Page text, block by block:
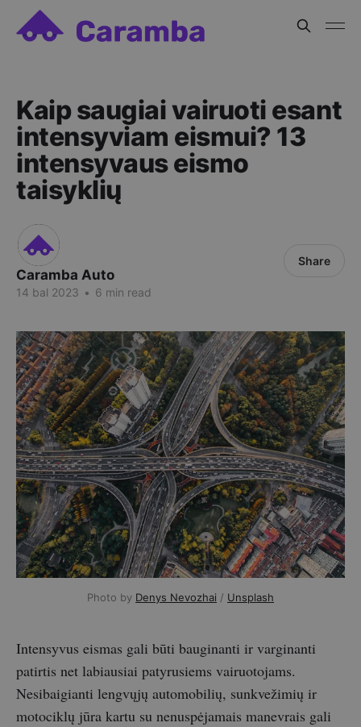
Kaip saugiai vairuoti esant
intensyviam eismui? 13
intensyvaus eismo
taisyklių
Caramba Auto
14 bal 2023 • 6 min read
Share
Photo by Denys Nevozhai / Unsplash
Intensyvus eismas gali būti bauginanti ir varginanti
patirtis net labiausiai patyrusiems vairuotojams.
Nesibaigianti lengvųjų automobilių, sunkvežimių ir
motociklų jūra kartu su nenuspėjamais manevrais gali